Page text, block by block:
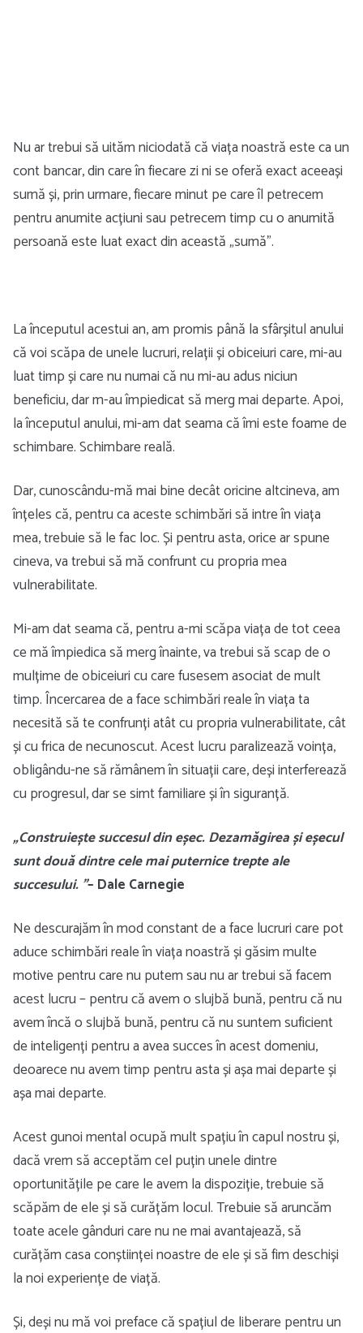
Nu ar trebui să uităm niciodată că viața noastră este ca un
cont bancar, din care în fiecare zi ni se oferă exact aceeași
sumă și, prin urmare, fiecare minut pe care îl petrecem
pentru anumite acțiuni sau petrecem timp cu o anumită
persoană este luat exact din această „sumă”.
La începutul acestui an, am promis până la sfârșitul anului
că voi scăpa de unele lucruri, relații și obiceiuri care, mi-au
luat timp și care nu numai că nu mi-au adus niciun
beneficiu, dar m-au împiedicat să merg mai departe. Apoi,
la începutul anului, mi-am dat seama că îmi este foame de
schimbare. Schimbare reală.
Dar, cunoscându-mă mai bine decât oricine altcineva, am
înțeles că, pentru ca aceste schimbări să intre în viața
mea, trebuie să le fac loc. Și pentru asta, orice ar spune
cineva, va trebui să mă confrunt cu propria mea
vulnerabilitate.
Mi-am dat seama că, pentru a-mi scăpa viața de tot ceea
ce mă împiedica să merg înainte, va trebui să scap de o
mulțime de obiceiuri cu care fusesem asociat de mult
timp. Încercarea de a face schimbări reale în viața ta
necesită să te confrunți atât cu propria vulnerabilitate, cât
și cu frica de necunoscut. Acest lucru paralizează voința,
obligându-ne să rămânem în situații care, deși interferează
cu progresul, dar se simt familiare și în siguranță.
„Construiește succesul din eșec. Dezamăgirea și eșecul
sunt două dintre cele mai puternice trepte ale
succesului. ”– Dale Carnegie
Ne descurajăm în mod constant de a face lucruri care pot
aduce schimbări reale în viața noastră și găsim multe
motive pentru care nu putem sau nu ar trebui să facem
acest lucru – pentru că avem o slujbă bună, pentru că nu
avem încă o slujbă bună, pentru că nu suntem suficient
de inteligenți pentru a avea succes în acest domeniu,
deoarece nu avem timp pentru asta și așa mai departe și
așa mai departe.
Acest gunoi mental ocupă mult spațiu în capul nostru și,
dacă vrem să acceptăm cel puțin unele dintre
oportunitățile pe care le avem la dispoziție, trebuie să
scăpăm de ele și să curățăm locul. Trebuie să aruncăm
toate acele gânduri care nu ne mai avantajează, să
curățăm casa conștiinței noastre de ele și să fim deschiși
la noi experiențe de viață.
Și, deși nu mă voi preface că spațiul de liberare pentru un